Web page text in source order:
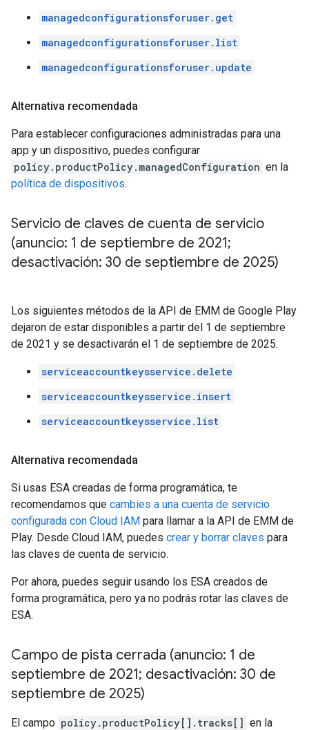
managedconfigurationsforuser.get
managedconfigurationsforuser.list
managedconfigurationsforuser.update
Alternativa recomendada
Para establecer configuraciones administradas para una
app y un dispositivo, puedes configurar
policy.productPolicy.managedConfiguration en la
política de dispositivos.
Servicio de claves de cuenta de servicio
(anuncio: 1 de septiembre de 2021;
desactivación: 30 de septiembre de 2025)
Los siguientes métodos de la API de EMM de Google Play
dejaron de estar disponibles a partir del 1 de septiembre
de 2021 y se desactivarán el 1 de septiembre de 2025:
serviceaccountkeysservice.delete
serviceaccountkeysservice.insert
serviceaccountkeysservice.list
Alternativa recomendada
Si usas ESA creadas de forma programática, te
recomendamos que cambies a una cuenta de servicio
configurada con Cloud IAM para llamar a la API de EMM de
Play. Desde Cloud IAM, puedes crear y borrar claves para
las claves de cuenta de servicio.
Por ahora, puedes seguir usando los ESA creados de
forma programática, pero ya no podrás rotar las claves de
ESA.
Campo de pista cerrada (anuncio: 1 de
septiembre de 2021; desactivación: 30 de
septiembre de 2025)
El campo policy.productPolicy[].tracks[] en la